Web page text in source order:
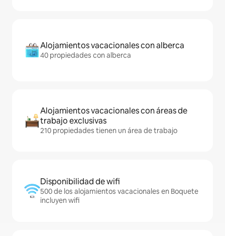
Alojamientos vacacionales con alberca
40 propiedades con alberca
Alojamientos vacacionales con áreas de
trabajo exclusivas
210 propiedades tienen un área de trabajo
Disponibilidad de wifi
500 de los alojamientos vacacionales en Boquete
incluyen wifi